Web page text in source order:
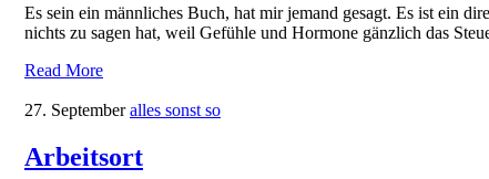
Es sein ein männliches Buch, hat mir jemand gesagt. Es ist ein
nichts zu sagen hat, weil Gefühle und Hormone gänzlich das
Read More
27. September alles sonst so
Arbeitsort